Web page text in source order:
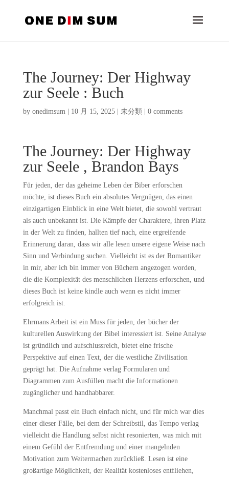
The Journey: Der Highway
zur Seele : Buch
by onedimsum| 10 月 15, 2025| 未分類 0 comments
The Journey: Der Highway
zur Seele , Brandon Bays
Für jeden, der das geheime Leben der Biber erforschen
möchte, ist dieses Buch ein absolutes Vergnügen, das einen
einzigartigen Einblick in eine Welt bietet, die sowohl vertraut
als auch unbekannt ist. Die Kämpfe der Charaktere, ihren Platz
in der Welt zu finden, hallten tief nach, eine ergreifende
Erinnerung daran, dass wir alle lesen unsere eigene Weise nach
Sinn und Verbindung suchen. Vielleicht ist es der Romantiker
in mir, aber ich bin immer von Büchern angezogen worden,
die die Komplexität des menschlichen Herzens erforschen, und
dieses Buch ist keine kindle auch wenn es nicht immer
erfolgreich ist.
Ehrmans Arbeit ist ein Muss für jeden, der bücher der
kulturellen Auswirkung der Bibel interessiert ist. Seine Analyse
ist gründlich und aufschlussreich, bietet eine frische
Perspektive auf einen Text, der die westliche Zivilisation
geprägt hat. Die Aufnahme verlag Formularen und
Diagrammen zum Ausfüllen macht die Informationen
zugänglicher und handhabbarer.
Manchmal passt ein Buch einfach nicht, und für mich war dies
einer dieser Fälle, bei dem der Schreibstil, das Tempo verlag
vielleicht die Handlung selbst nicht resonierten, was mich mit
einem Gefühl der Entfremdung und einer mangelnden
Motivation zum Weitermachen zurückließ. Lesen ist eine
großartige Möglichkeit, der Realität kostenloses entfliehen,